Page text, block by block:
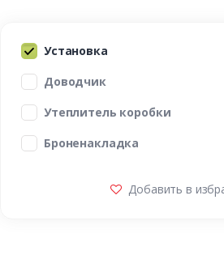
Установка
Доводчик
Утеплитель коробки
Броненакладка
Добавить в